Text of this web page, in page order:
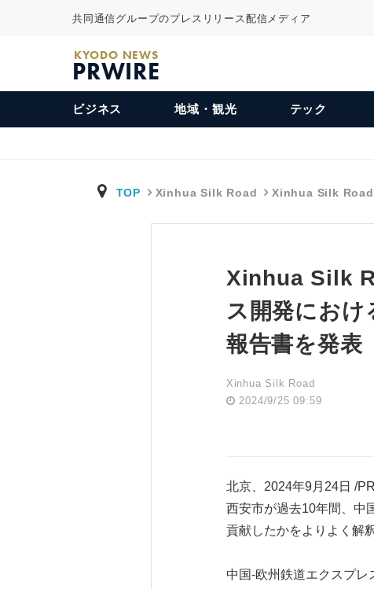
共同通信グループのプレスリリース配信メディア
KYODO NEWS
PRWIRE
ビジネス 地域・観光 テック
TOP Xinhua Silk Road Xinhua Silk
Xinhua Silk
ス開発におけ
報告書を発表
Xinhua Silk Road
2024/9/25 09:59
北京、2024年9月24日 /
西安市が過去10年間、中
貢献したかをよりよく解
中国-欧州鉄道エクスプ